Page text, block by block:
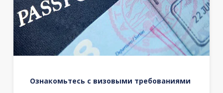
Ознакомьтесь с визовыми требованиями